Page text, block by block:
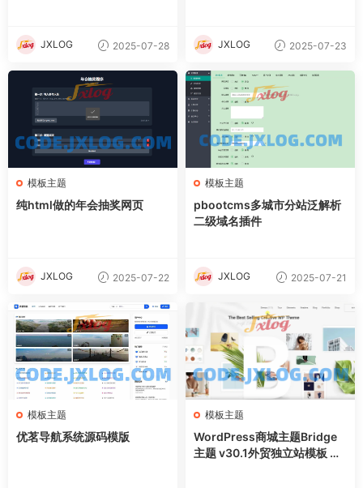
JXLOG 2025-07-28 JXLOG 2025-07-23
模板主题
纯html做的年会抽奖网页
JXLOG 2025-07-22
模板主题
pbootcms多城市分站泛解析
二级域名插件
JXLOG 2025-07-21
模板主题
优茗导航系统源码模版
模板主题
WordPress商城主题Bridge
主题 v30.1外贸独立站模板 含